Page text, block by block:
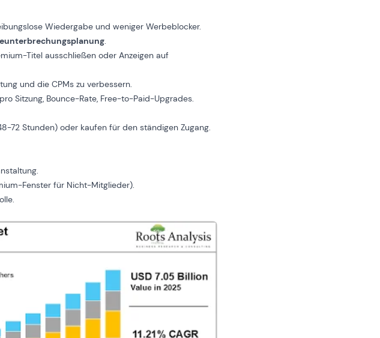
Wiedergabe und weniger Werbeblocker.
.
Titel ausschließen oder Anzeigen auf
und die CPMs zu verbessern.
Sitzung, Bounce-Rate, Free-to-Paid-Upgrades.
72 Stunden) oder kaufen für den ständigen Zugang.
Fenster für Nicht-Mitglieder).